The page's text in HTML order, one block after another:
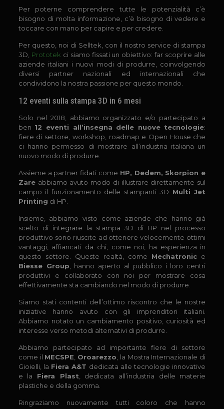
Per poterne comprendere tutte le potenzialità c’è
bisogno di molta informazione, c’è bisogno di vedere e
toccare con mano per capire e per credere.
Per questo, noi di Selltek, con il nostro service di stampa
3D, Prototek ci siamo fissati un obiettivo: far scoprire alle
aziende italiani i nuovi modi di produrre, coinvolgendo
diversi partner nazionali ed internazionali che
condividono la nostra passione per questo mondo.
12 eventi sulla stampa 3D in 6 mesi
Solo nel 2018, abbiamo organizzato e/o partecipato a
ben 12 eventi all’insegna delle nuove tecnologie:
fiere di settore, workshop, roadmap e Open House che
ci hanno permesso di mostrare all’industria italiana un
nuovo modo di produrre.
Assieme a partner fidati come HP, Dedem, Skorpion e
Zareabbiamo avuto modo di illustrare direttamente sul
campo il funzionamento delle stampanti 3D Multi Jet
Printing di HP.
Insieme, abbiamo visto come aziende che hanno già
scelto di integrare la stampa 3D di HP nel processo
produttivo sono riuscite ad ottenere velocemente ottimi
vantaggi, affiancati da chi, come noi, ha esperienza in
questo settore. Queste realtà, come Mechatronic e
Biesse Group , hanno aperto al pubblico i loro centri
produttivi e collaborato con noi per mostrare cosa
effettivamente sta cambiando nel modo di produrre.
Siamo stati contenti dell’ottimo riscontro che le nostre
iniziative hanno avuto con gli imprenditori italiani.
Abbiamo notato un cambiamento positivo, curiosità ed
interesse verso metodi alternativi di produrre.
Abbiamo partecipato ad importante fiere di settore
come il MECSPE Oroarezzo , la Mostra Internazionale di
Gioielli, la Fiera A&T dedicata alle tecnologie innovative
e la Fiera Plast , dedicata all’industria delle materie
plastiche e della gomma.
Ringraziamo nuovamente tutti coloro che hanno